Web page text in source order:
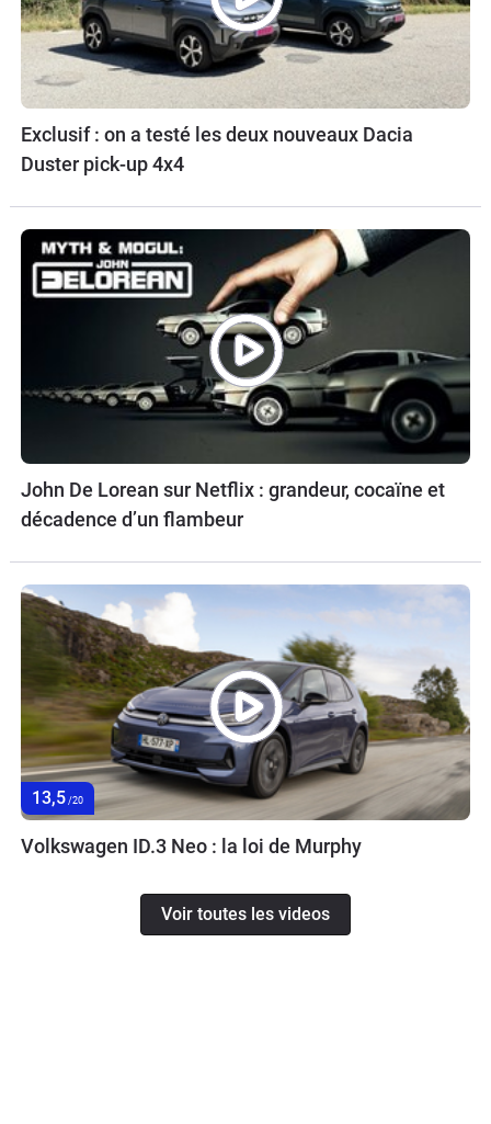
Exclusif : on a testé les deux nouveaux Dacia
Duster pick-up 4x4
John De Lorean sur Netflix : grandeur, cocaïne et
décadence d’un flambeur
13,5 /20
Volkswagen ID.3 Neo : la loi de Murphy
Voir toutes les videos